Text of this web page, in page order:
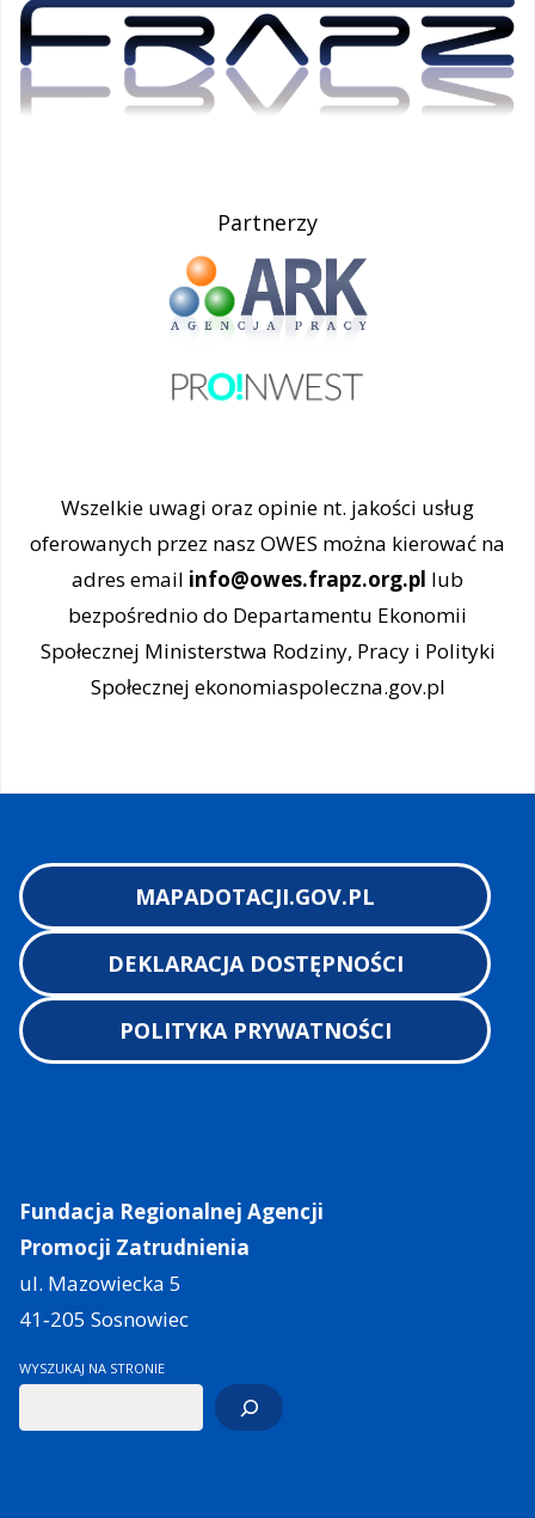
Partnerzy
Wszelkie uwagi oraz opinie nt. jakości usług
oferowanych przez nasz OWES można kierować na
adres email info@owes.frapz.org.pl lub
bezpośrednio do Departamentu Ekonomii
Społecznej Ministerstwa Rodziny, Pracy i Polityki
Społecznej ekonomiaspoleczna.gov.pl
MAPADOTACJI.GOV.PL
DEKLARACJA DOSTĘPNOŚCI
POLITYKA PRYWATNOŚCI
Fundacja Regionalnej Agencji
Promocji Zatrudnienia
ul. Mazowiecka 5
41‑205 Sosnowiec
WYSZUKAJ NA STRONIE